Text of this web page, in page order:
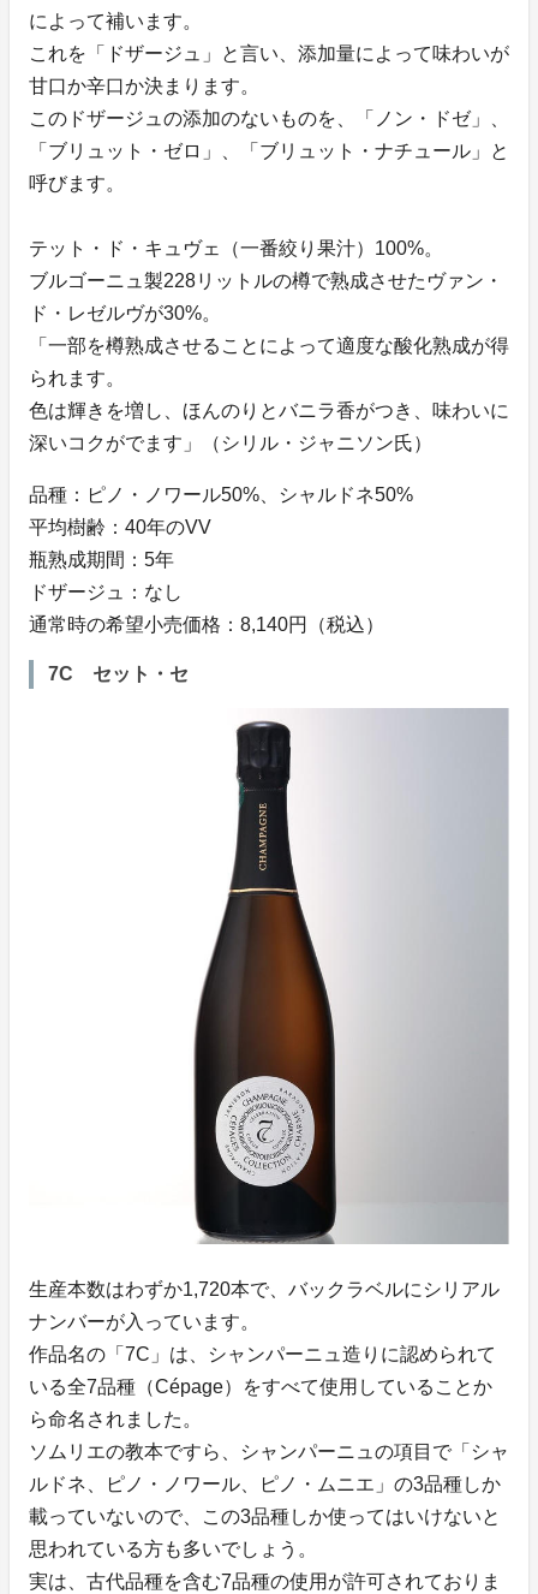
によって補います。
これを「ドザージュ」と言い、添加量によって味わいが
甘口か辛口か決まります。
このドザージュの添加のないものを、「ノン・ドゼ」、
「ブリュット・ゼロ」、「ブリュット・ナチュール」と
呼びます。
テット・ド・キュヴェ（一番絞り果汁）100%。
ブルゴーニュ製228リットルの樽で熟成させたヴァン・
ド・レゼルヴが30%。
「一部を樽熟成させることによって適度な酸化熟成が得
られます。
色は輝きを増し、ほんのりとバニラ香がつき、味わいに
深いコクがでます」（シリル・ジャニソン氏）
品種：ピノ・ノワール50%、シャルドネ50%
平均樹齢：40年のVV
瓶熟成期間：5年
ドザージュ：なし
通常時の希望小売価格：8,140円（税込）
7C セット・セ
生産本数はわずか1,720本で、バックラベルにシリアル
ナンバーが入っています。
作品名の「7C」は、シャンパーニュ造りに認められて
いる全7品種（Cépage）をすべて使用していることか
ら命名されました。
ソムリエの教本ですら、シャンパーニュの項目で「シャ
ルドネ、ピノ・ノワール、ピノ・ムニエ」の3品種しか
載っていないので、この3品種しか使ってはいけないと
思われている方も多いでしょう。
実は、古代品種を含む7品種の使用が許可されておりま